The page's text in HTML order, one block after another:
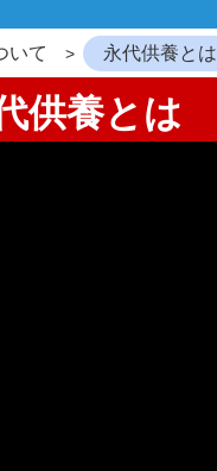
いて 永代供養とは
供養とは